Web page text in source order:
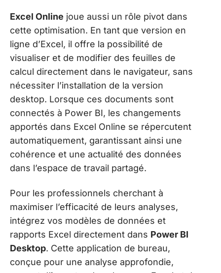
Excel Online joue aussi un rôle pivot dans
cette optimisation. En tant que version en
ligne d’Excel, il offre la possibilité de
visualiser et de modifier des feuilles de
calcul directement dans le navigateur, sans
nécessiter l’installation de la version
desktop. Lorsque ces documents sont
connectés à Power BI, les changements
apportés dans Excel Online se répercutent
automatiquement, garantissant ainsi une
cohérence et une actualité des données
dans l’espace de travail partagé.
Pour les professionnels cherchant à
maximiser l’efficacité de leurs analyses,
intégrez vos modèles de données et
rapports Excel directement dans Power BI
Desktop. Cette application de bureau,
conçue pour une analyse approfondie,